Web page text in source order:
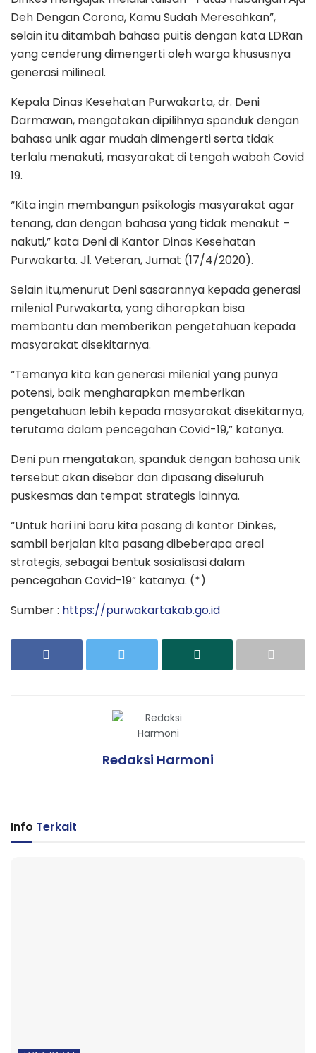
Deh Dengan Corona, Kamu Sudah Meresahkan”,
selain itu ditambah bahasa puitis dengan kata LDRan
yang cenderung dimengerti oleh warga khususnya
generasi milineal.
Kepala Dinas Kesehatan Purwakarta, dr. Deni
Darmawan, mengatakan dipilihnya spanduk dengan
bahasa unik agar mudah dimengerti serta tidak
terlalu menakuti, masyarakat di tengah wabah Covid
19.
“Kita ingin membangun psikologis masyarakat agar
tenang, dan dengan bahasa yang tidak menakut –
nakuti,” kata Deni di Kantor Dinas Kesehatan
Purwakarta. Jl. Veteran, Jumat (17/4/2020).
Selain itu,menurut Deni sasarannya kepada generasi
milenial Purwakarta, yang diharapkan bisa
membantu dan memberikan pengetahuan kepada
masyarakat disekitarnya.
“Temanya kita kan generasi milenial yang punya
potensi, baik mengharapkan memberikan
pengetahuan lebih kepada masyarakat disekitarnya,
terutama dalam pencegahan Covid-19,” katanya.
Deni pun mengatakan, spanduk dengan bahasa unik
tersebut akan disebar dan dipasang diseluruh
puskesmas dan tempat strategis lainnya.
“Untuk hari ini baru kita pasang di kantor Dinkes,
sambil berjalan kita pasang dibeberapa areal
strategis, sebagai bentuk sosialisasi dalam
pencegahan Covid-19” katanya. (*)
Sumber : https://purwakartakab.go.id
Redaksi Harmoni
Info Terkait